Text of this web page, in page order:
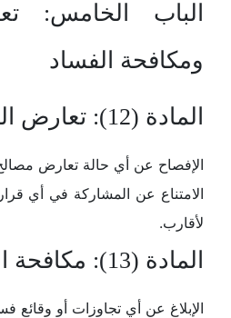
الباب الخامس:
ومكافحة الفساد
المادة (12): تعارض المصالح
الإفصاح عن أي حالة تعارض
الامتناع عن المشاركة في أي
لأقارب.
المادة (13): مكافحة الفساد
الإبلاغ عن أي تجاوزات أو وقائع